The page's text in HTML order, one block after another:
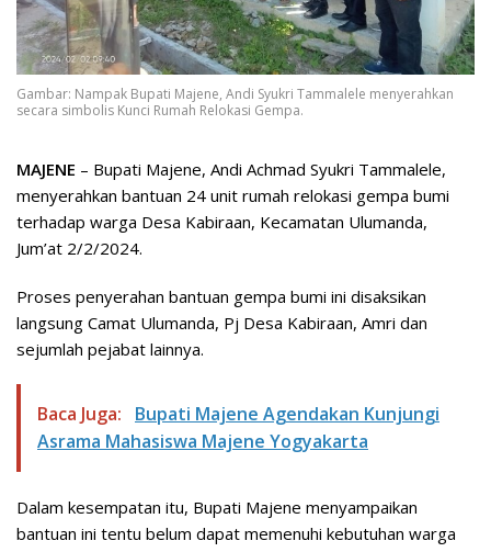
Gambar: Nampak Bupati Majene, Andi Syukri Tammalele menyerahkan
secara simbolis Kunci Rumah Relokasi Gempa.
MAJENE – Bupati Majene, Andi Achmad Syukri Tammalele,
menyerahkan bantuan 24 unit rumah relokasi gempa bumi
terhadap warga Desa Kabiraan, Kecamatan Ulumanda,
Jum’at 2/2/2024.
Proses penyerahan bantuan gempa bumi ini disaksikan
langsung Camat Ulumanda, Pj Desa Kabiraan, Amri dan
sejumlah pejabat lainnya.
Baca Juga:
Bupati Majene Agendakan Kunjungi
Asrama Mahasiswa Majene Yogyakarta
Dalam kesempatan itu, Bupati Majene menyampaikan
bantuan ini tentu belum dapat memenuhi kebutuhan warga